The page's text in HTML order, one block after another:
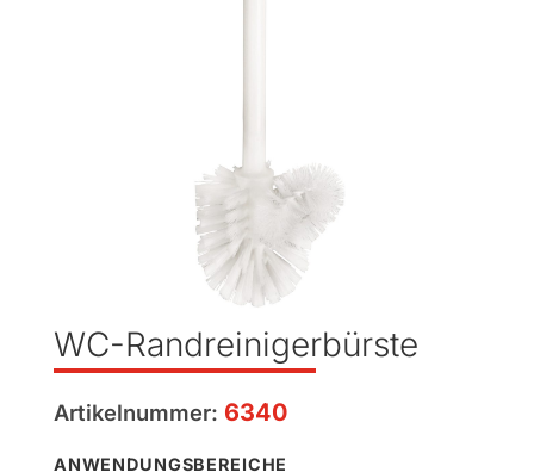
WC-Randreinigerbürste
Artikelnummer: 6340
ANWENDUNGSBEREICHE